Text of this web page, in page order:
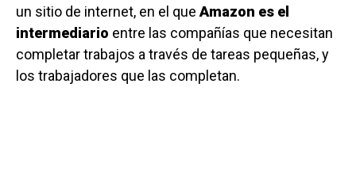
un sitio de internet, en el queAmazon es el
intermediario entre las compañías que necesitan
completar trabajos a través de tareas pequeñas, y
los trabajadores que las completan.